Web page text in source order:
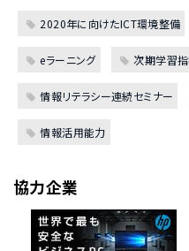
2020年に向けたICT環境整備
eラーニング 次期学習
情報リテラシー連続セミナー
情報活用能力
協力企業